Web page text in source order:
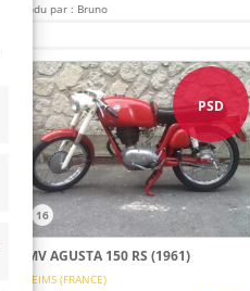
Vendu par : Bruno
PSD
16
MV AGUSTA 150 RS (1961)
REIMS (FRANCE)